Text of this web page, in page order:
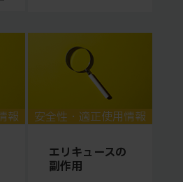
報 安全性・適正使用情報
エリキュースの
副作用